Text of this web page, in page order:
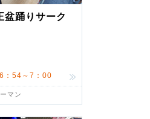
踊りサーク
：54～7：00
マン